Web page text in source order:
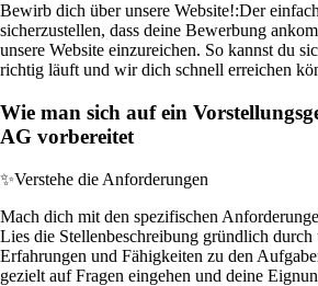
Bewirb dich über unsere Website!:Der
sicherzustellen, dass deine Bewerbung
unsere Website einzureichen. So kannst du
richtig läuft und wir dich schnell erreichen
Wie man sich auf ein
AG vorbereitet
✨Verstehe die Anforderungen
Mach dich mit den spezifischen
Lies die Stellenbeschreibung gründlich
Erfahrungen und Fähigkeiten zu den
gezielt auf Fragen eingehen und deine